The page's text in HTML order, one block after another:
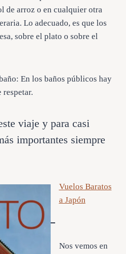
de arroz o en cualquier otra
Lo adecuado, es que los
sobre el plato o sobre el
En los baños públicos hay
respetar.
viaje y para casi
importantes siempre
Vuelos Baratos
a Japón
Nos vemos en